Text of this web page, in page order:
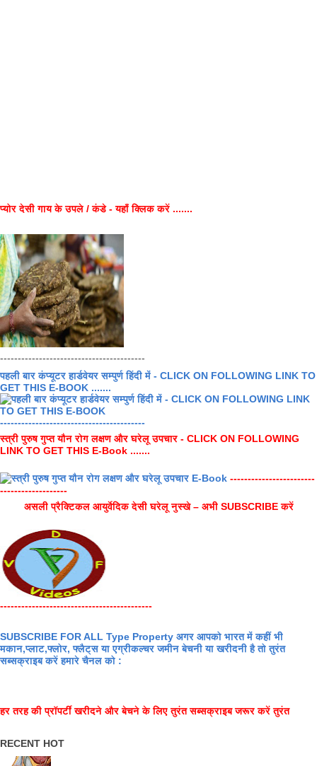
प्योर देसी गाय के उपले / कंडे - यहाँ क्लिक करें .......
-----------------------------------------
पहली बार कंप्यूटर हार्डवेयर सम्पुर्ण हिंदी में - CLICK ON FOLLOWING LINK TO
GET THIS E-BOOK .......
-----------------------------------------
स्त्री पुरुष गुप्त यौन रोग लक्षण और घरेलू उपचार - CLICK ON FOLLOWING
LINK TO GET THIS E-Book .......
------------------------
-------------------
असली प्रैक्टिकल आयुर्वेदिक देसी घरेलू नुस्खे – अभी SUBSCRIBE करें
-------------------------------------------
SUBSCRIBE FOR ALL Type Property अगर आपको भारत में कहीं भी
मकान,प्लाट,फ्लोर, फ्लैट्स या एग्रीकल्चर जमीन बेचनी या खरीदनी है तो तुरंत
सब्सक्राइब करें हमारे चैनल को :
हर तरह की प्रॉपर्टी खरीदने और बेचने के लिए तुरंत सब्सक्राइब जरूर करें तुरंत
RECENT HOT